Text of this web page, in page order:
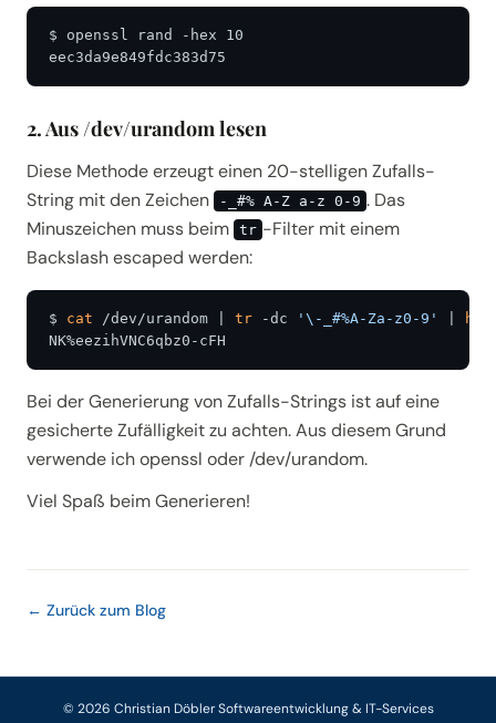
$ openssl rand -hex 10
eec3da9e849fdc383d75
2. Aus /dev/urandom lesen
Diese Methode erzeugt einen 20-stelligen Zufalls-
String mit den Zeichen
-_#% A-Z a-z 0-9 . Das
Minuszeichen muss beim
tr -Filter mit einem
Backslash escaped werden:
$ cat /dev/urandom | tr -dc '\-_#%A-Za-z0-9'
NK%eezihVNC6qbz0-cFH
Bei der Generierung von Zufalls-Strings ist auf eine
gesicherte Zufälligkeit zu achten. Aus diesem Grund
verwende ich openssl oder /dev/urandom.
Viel Spaß beim Generieren!
← Zurück zum Blog
© 2026 Christian Döbler Softwareentwicklung & IT-Services